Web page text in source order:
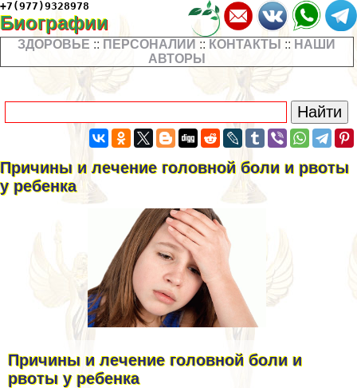
+7(977)9328978
Биографии
ЗДОРОВЬЕ :: ПЕРСОНАЛИИ :: КОНТАКТЫ :: НАШИ
АВТОРЫ
Причины и лечение головной боли и рвоты
у ребенка
Причины и лечение головной боли и
рвоты у ребенка